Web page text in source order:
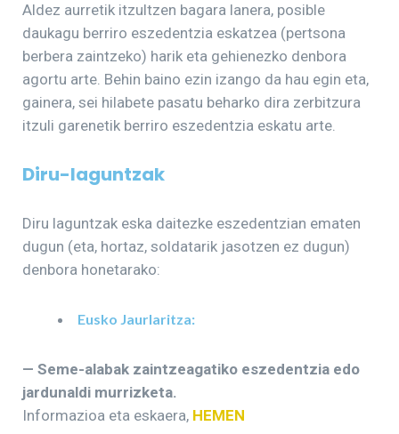
Aldez aurretik itzultzen bagara lanera, posible
daukagu berriro eszedentzia eskatzea (pertsona
berbera zaintzeko) harik eta gehienezko denbora
agortu arte. Behin baino ezin izango da hau egin eta,
gainera, sei hilabete pasatu beharko dira zerbitzura
itzuli garenetik berriro eszedentzia eskatu arte.
Diru-laguntzak
Diru laguntzak eska daitezke eszedentzian ematen
dugun (eta, hortaz, soldatarik jasotzen ez dugun)
denbora honetarako:
Eusko Jaurlaritza:
— Seme-alabak zaintzeagatiko eszedentzia edo
jardunaldi murrizketa.
Informazioa eta eskaera, HEMEN